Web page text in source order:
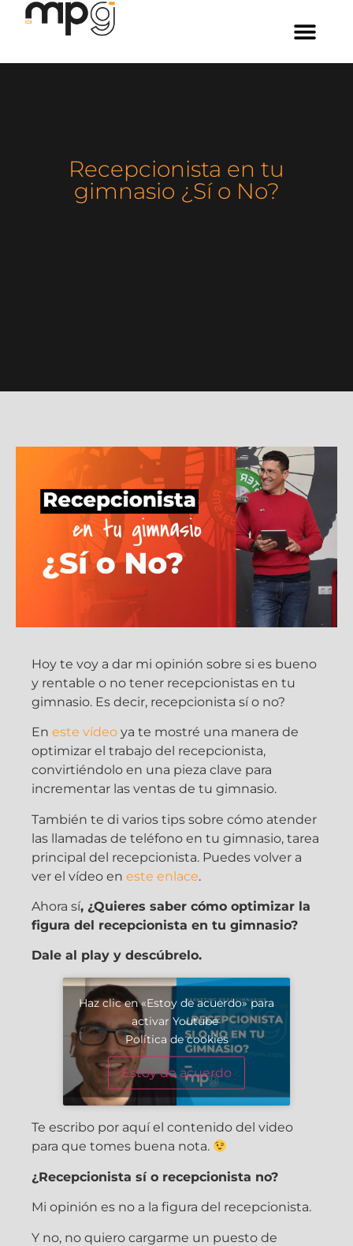
Recepcionista en tu
gimnasio ¿Sí o No?
Hoy te voy a dar mi opinión sobre si es bueno
y rentable o no tener recepcionistas en tu
gimnasio. Es decir, recepcionista sí o no?
En este vídeo ya te mostré una manera de
optimizar el trabajo del recepcionista,
convirtiéndolo en una pieza clave para
incrementar las ventas de tu gimnasio.
También te di varios tips sobre cómo atender
las llamadas de teléfono en tu gimnasio, tarea
principal del recepcionista. Puedes volver a
ver el vídeo en este enlace.
Ahora sí, ¿Quieres saber cómo optimizar la
figura del recepcionista en tu gimnasio?
Dale al play y descúbrelo.
Haz clic en «Estoy de acuerdo» para
activar Youtube
Política de cookies
Estoy de acuerdo
Te escribo por aquí el contenido del video
para que tomes buena nota.
¿Recepcionista sí o recepcionista no?
Mi opinión es no a la figura del recepcionista.
Y no, no quiero cargarme un puesto de